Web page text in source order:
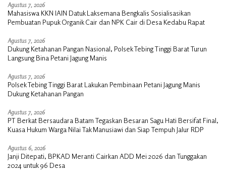
Agustus 7, 2026
Mahasiswa KKN IAIN Datuk Laksemana Bengkalis Sosialisasikan
Pembuatan Pupuk Organik Cair dan NPK Cair di Desa Kedabu Rapat
Agustus 7, 2026
Dukung Ketahanan Pangan Nasional, Polsek Tebing Tinggi Barat Turun
Langsung Bina Petani Jagung Manis
Agustus 7, 2026
Polsek Tebing Tinggi Barat Lakukan Pembinaan Petani Jagung Manis
Dukung Ketahanan Pangan
Agustus 7, 2026
PT Berkat Bersaudara Batam Tegaskan Besaran Sagu Hati Bersifat Final,
Kuasa Hukum Warga Nilai Tak Manusiawi dan Siap Tempuh Jalur RDP
Agustus 6, 2026
Janji Ditepati, BPKAD Meranti Cairkan ADD Mei 2026 dan Tunggakan
2024 untuk 96 Desa